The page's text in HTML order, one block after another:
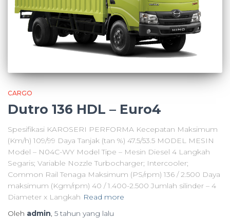
CARGO
Dutro 136 HDL – Euro4
Spesifikasi KAROSERI PERFORMA Kecepatan Maksimum
(Km/h) 109/99 Daya Tanjak (tan %) 47.5/53.5 MODEL MESIN
Model – N04C-WY Model Tipe – Mesin Diesel 4 Langkah
Segaris; Variable Nozzle Turbocharger; Intercooler;
Common Rail Tenaga Maksimum (PS/rpm) 136 / 2.500 Daya
maksimum (Kgm/rpm) 40 / 1.400-2.500 Jumlah silinder – 4
Diameter x Langkah Read more
Oleh admin, 5 tahun yang lalu